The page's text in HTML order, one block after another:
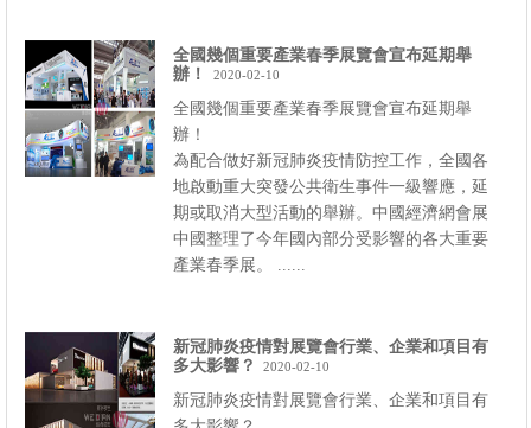
全國幾個重要產業春季展覽會宣布延期舉
辦！
2020-02-10
全國幾個重要產業春季展覽會宣布延期舉
辦！
為配合做好新冠肺炎疫情防控工作，全國各
地啟動重大突發公共衛生事件一級響應，延
期或取消大型活動的舉辦。中國經濟網會展
中國整理了今年國內部分受影響的各大重要
產業春季展。 ......
新冠肺炎疫情對展覽會行業、企業和項目有
多大影響？
2020-02-10
新冠肺炎疫情對展覽會行業、企業和項目有